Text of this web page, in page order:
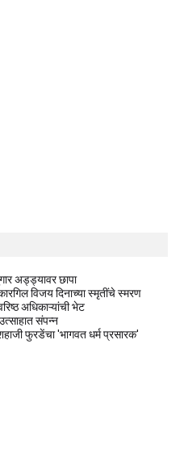
अड्ड्यावर छापा
विजय दिनाच्या स्मृतींचे स्मरण
अधिकाऱ्यांची भेट
संपन्न
फुरडेंचा 'भागवत धर्म प्रसारक'